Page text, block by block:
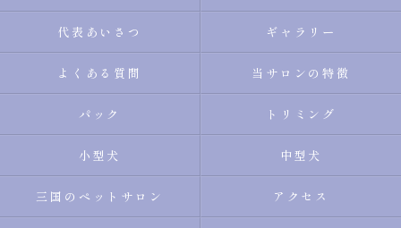
代表あいさつ ギャラリー
よくある質問 当サロンの特徴
パック トリミング
小型犬 中型犬
三国のペットサロン アクセス